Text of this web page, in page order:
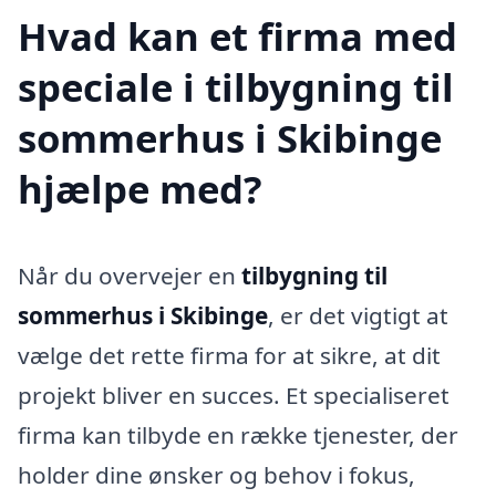
Hvad kan et firma med
speciale i tilbygning til
sommerhus i Skibinge
hjælpe med?
Når du overvejer en tilbygning til
sommerhus i Skibinge, er det vigtigt at
vælge det rette firma for at sikre, at dit
projekt bliver en succes. Et specialiseret
firma kan tilbyde en række tjenester, der
holder dine ønsker og behov i fokus,